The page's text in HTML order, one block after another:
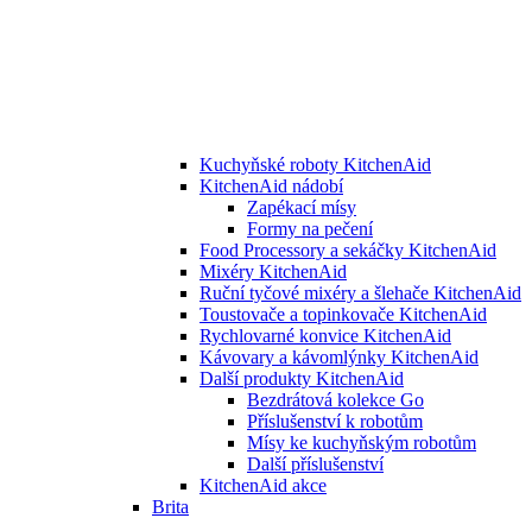
Kuchyňské roboty KitchenAid
KitchenAid nádobí
Zapékací mísy
Formy na pečení
Food Processory a sekáčky KitchenAid
Mixéry KitchenAid
Ruční tyčové mixéry a šlehače KitchenAid
Toustovače a topinkovače KitchenAid
Rychlovarné konvice KitchenAid
Kávovary a kávomlýnky KitchenAid
Další produkty KitchenAid
Bezdrátová kolekce Go
Příslušenství k robotům
Mísy ke kuchyňským robotům
Další příslušenství
KitchenAid akce
Brita